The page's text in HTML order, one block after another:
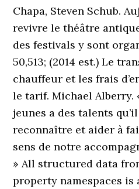
Chapa, Steven Schub.
revivre le théâtre
des festivals y sont
50,513; (2014 est.) Le
chauffeur et les frais
le tarif. Michael Alberry.
jeunes a des talents
reconnaître et aider à
sens de notre
» All structured data
property namespaces is